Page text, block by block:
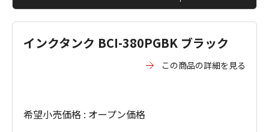
インクタンク BCI-380PGBK ブラック
この商品の詳細を見る
希望小売価格 : オープン価格